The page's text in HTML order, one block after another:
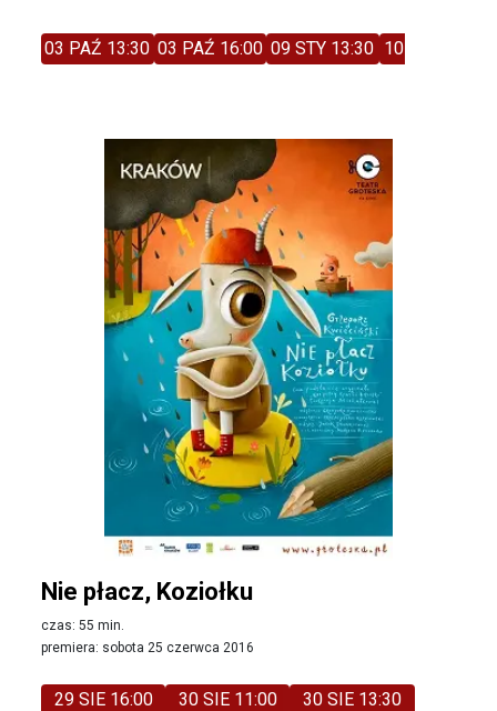
03 PAŹ 13:30 03 PAŹ 16:00 09 STY 13:30 10 STY 11:00
Nie płacz, Koziołku
czas: 55 min.
premiera: sobota 25 czerwca 2016
29 SIE 16:00 30 SIE 11:00 30 SIE 13:30